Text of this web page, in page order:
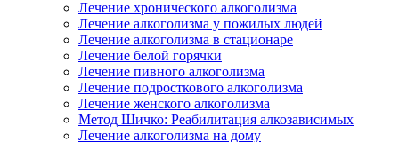
Лечение хронического алкоголизма
Лечение алкоголизма у пожилых людей
Лечение алкоголизма в стационаре
Лечение белой горячки
Лечение пивного алкоголизма
Лечение подросткового алкоголизма
Лечение женского алкоголизма
Метод Шичко: Реабилитация алкозависимых
Лечение алкоголизма на дому